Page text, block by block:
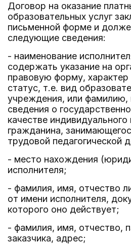
Договор на оказание
образовательных услуг
письменной форме и
следующие сведения:
- наименование
содержать указание на
правовую форму, характер
статус, т.е. вид
учреждения, или фамилию,
сведения о
качестве
гражданина,
трудовой педагогической
- место нахождения
исполнителя;
- фамилия, имя, отчество
от имени исполнителя,
которого оно действует;
- фамилия, имя, отчество,
заказчика, адрес;